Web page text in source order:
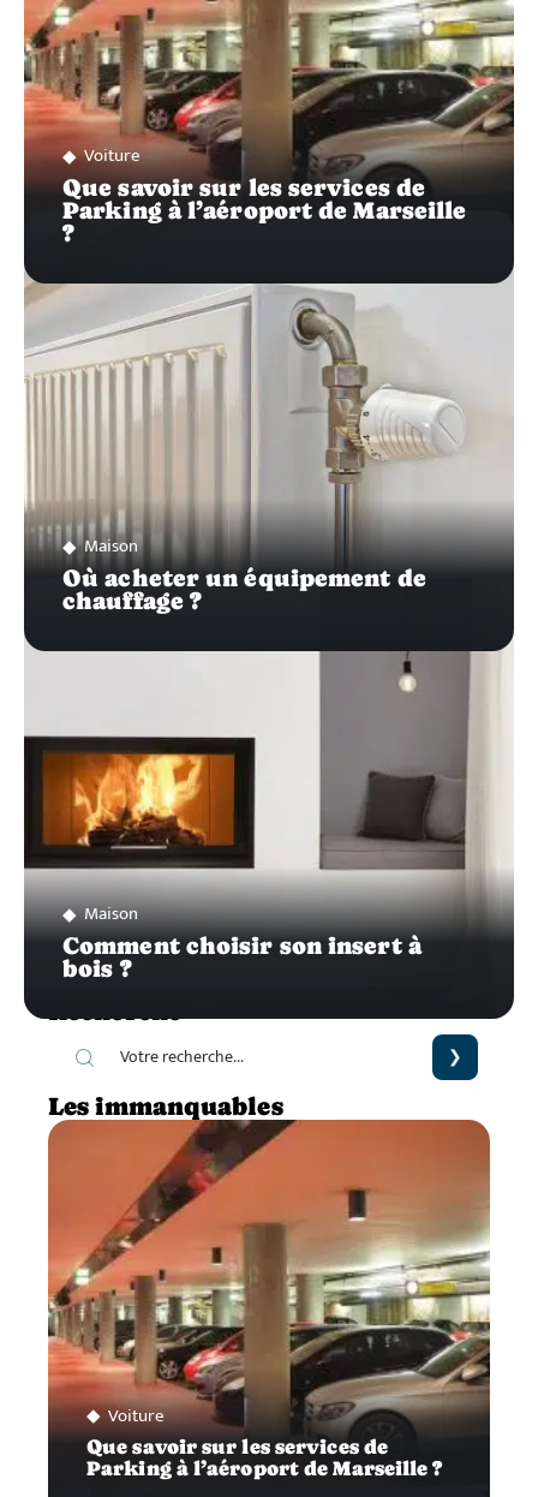
Voiture
Que savoir sur les services de
Parking à l’aéroport de Marseille
?
Maison
Où acheter un équipement de
chauffage ?
Maison
Comment choisir son insert à
bois ?
Recherche
Les immanquables
Voiture
Que savoir sur les services de
Parking à l’aéroport de Marseille ?